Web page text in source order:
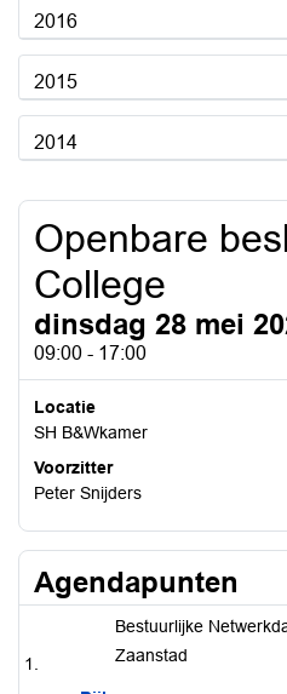
2016
2015
2014
Openbare
College
dinsdag 28 mei
09:00 - 17:00
Locatie
SH B&Wkamer
Voorzitter
Peter Snijders
Agendapunten
Bestuurlijke
Zaanstad